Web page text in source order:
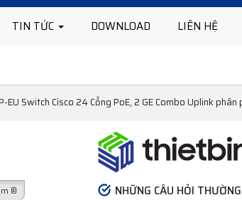
TIN TỨC DOWNLOAD LIÊN HỆ
EU Switch Cisco 24 Cổng PoE, 2 GE Combo Uplink phân
®
NHỮNG CÂU HỎI